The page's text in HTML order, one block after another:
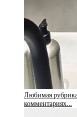
Любимая
комментариях…